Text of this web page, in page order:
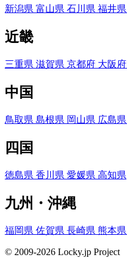
新潟県 富山県 石川県 福井県
近畿
三重県 滋賀県 京都府 大阪府
中国
鳥取県 島根県 岡山県 広島県
四国
徳島県 香川県 愛媛県 高知県
九州・沖縄
福岡県 佐賀県 長崎県 熊本県
© 2009-2026 Locky.jp Project